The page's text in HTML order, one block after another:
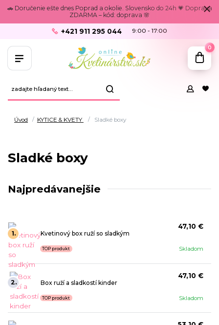
🚗 Doručenie ešte dnes Poprad a okolie. Slovensko do 24h 💗 Doprava
ZDARMA – kód: doprava 🌸
+421 911 295 044 9:00 - 17:00
0
Úvod KYTICE & KVETY Sladké boxy
Sladké boxy
Najpredávanejšie
1. Kvetinový box ruží so sladkým
Skladom
TOP produkt
47,10 €
2. Box ruží a sladkostí kinder
Skladom
TOP produkt
47,10 €